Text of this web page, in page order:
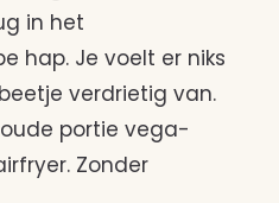
in het
hap. Je voelt er niks
verdrietig van.
portie vega-
Zonder